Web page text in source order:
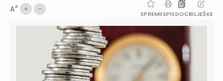
AA
SPREMIISPISDOCBILJEŠKE